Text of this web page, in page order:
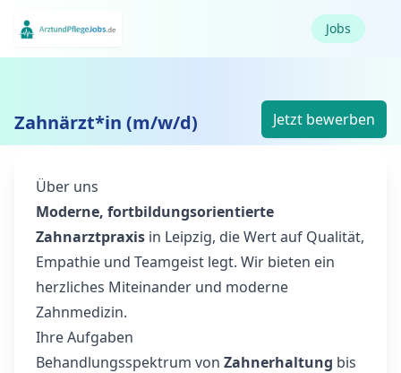
Jobs
Zahnärzt*in (m/w/d) Jetzt bewerben
Über uns
Moderne, fortbildungsorientierte
Zahnarztpraxis in Leipzig, die Wert auf Qualität,
Empathie und Teamgeist legt. Wir bieten ein
herzliches Miteinander und moderne
Zahnmedizin.
Ihre Aufgaben
Behandlungsspektrum von Zahnerhaltung bis